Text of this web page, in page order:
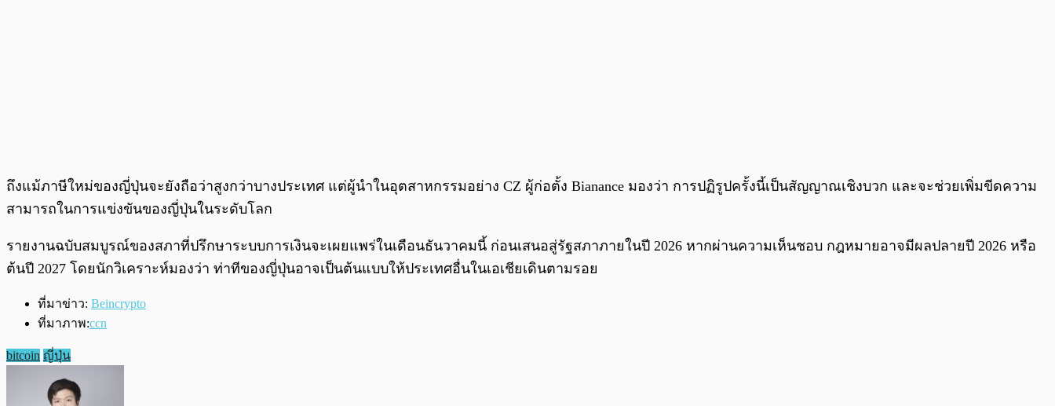
ถึงแม้ภาษีใหม่ของญี่ปุ่นจะยังถือว่าสูงกว่าบางประเทศ แต่ผู้นำในอุตสาหกรรมอย่าง CZ ผู้ก่อตั้ง Bianance มองว่า การปฏิรูปครั้งนี้เป็นสัญญาณเชิงบวก และจะช่วยเพิ่มขีดความ
สามารถในการแข่งขันของญี่ปุ่นในระดับโลก
รายงานฉบับสมบูรณ์ของสภาที่ปรึกษาระบบการเงินจะเผยแพร่ในเดือนธันวาคมนี้ ก่อนเสนอสู่รัฐสภาภายในปี 2026 หากผ่านความเห็นชอบ กฎหมายอาจมีผลปลายปี 2026 หรือ
ต้นปี 2027 โดยนักวิเคราะห์มองว่า ท่าทีของญี่ปุ่นอาจเป็นต้นแบบให้ประเทศอื่นในเอเชียเดินตามรอย
ที่มาข่าว: Beincrypto
ที่มาภาพ:ccn
bitcoin ญี่ปุ่น